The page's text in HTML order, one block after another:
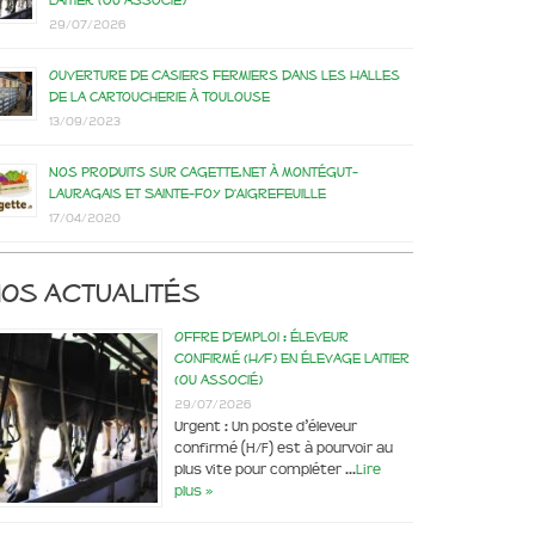
29/07/2026
Ouverture de casiers fermiers dans les Halles
de la Cartoucherie à Toulouse
13/09/2023
Nos produits sur Cagette.net à Montégut-
Lauragais et Sainte-Foy d’Aigrefeuille
17/04/2020
actualités
Offre d’emploi : éleveur
confirmé (H/F) en élevage laitier
(ou associé)
29/07/2026
Urgent : Un poste d’éleveur
confirmé (H/F) est à pourvoir au
plus vite pour compléter …Lire
plus »